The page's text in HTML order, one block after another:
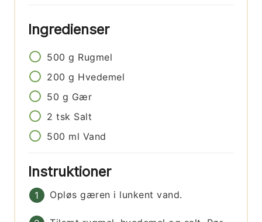
Ingredienser
500 g Rugmel
200 g Hvedemel
50 g Gær
2 tsk Salt
500 ml Vand
Instruktioner
Opløs gæren i lunkent vand.